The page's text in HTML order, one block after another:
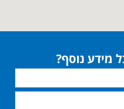
מידע נוסף?